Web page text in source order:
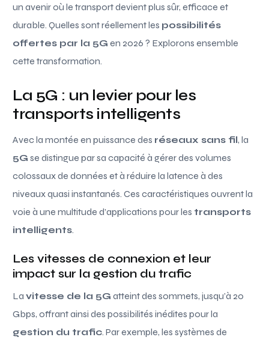
un avenir où le transport devient plus sûr, efficace et
durable. Quelles sont réellement les possibilités
offertes par la 5G en 2026 ? Explorons ensemble
cette transformation.
La 5G : un levier pour les
transports intelligents
Avec la montée en puissance des réseaux sans fil, la
5G se distingue par sa capacité à gérer des volumes
colossaux de données et à réduire la latence à des
niveaux quasi instantanés. Ces caractéristiques ouvrent la
voie à une multitude d’applications pour les transports
intelligents.
Les vitesses de connexion et leur
impact sur la gestion du trafic
Lavitesse de la 5G atteint des sommets, jusqu’à 20
Gbps, offrant ainsi des possibilités inédites pour la
gestion du trafic. Par exemple, les systèmes de